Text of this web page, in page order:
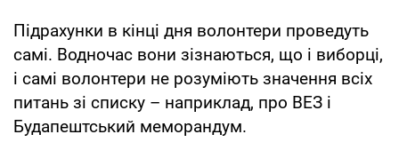
Підрахунки в кінці дня волонтери проведуть
самі. Водночас вони зізнаються, що і виборці,
і самі волонтери не розуміють значення всіх
питань зі списку – наприклад, про ВЕЗ і
Будапештський меморандум.